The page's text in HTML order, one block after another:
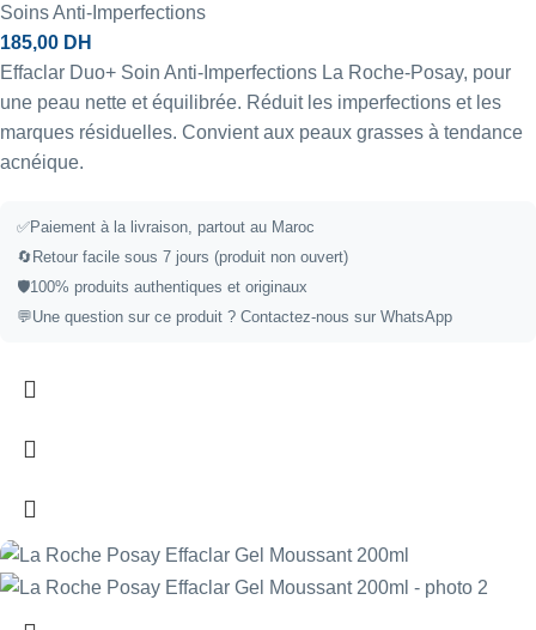
Soins Anti-Imperfections
185,00 DH
Effaclar Duo+ Soin Anti-Imperfections La Roche-Posay, pour
une peau nette et équilibrée. Réduit les imperfections et les
marques résiduelles. Convient aux peaux grasses à tendance
acnéique.
✅Paiement à la livraison, partout au Maroc
🔄 Retour facile sous 7 jours (produit non ouvert)
🛡️100% produits authentiques et originaux
💬Une question sur ce produit ? Contactez-nous sur WhatsApp